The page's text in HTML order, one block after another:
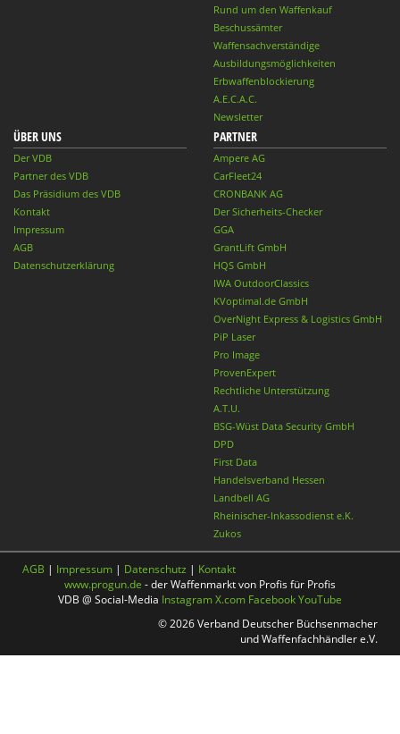
Rund um den Waffenkauf
Beschussämter
Waffensachverständige
Ausbildungsmöglichkeiten
Erbwaffenblockierung
A.E.C.A.C.
Newsletter
ÜBER UNS
Der VDB
Partner des VDB
Das Präsidium des VDB
Kontakt
Impressum
AGB
Datenschutzerklärung
PARTNER
Ampere AG
CarFleet24
CRONBANK AG
Der Sicherheits-Checker
GGA
GrantLift GmbH
HQS GmbH
IWA OutdoorClassics
KVoptimal.de GmbH
OverNight Express & Logistics GmbH
PiP Laser
Pro Image
ProvenExpert
Rechtliche Unterstützung
A.T.U.
BSG-Wüst Data Security GmbH
DPD
First Data
Handelsverband Hessen
Landbell AG
Rheinischer-Inkassodienst e.K.
Zukos
AGB | Impressum | Datenschutz | Kontakt
www.progun.de - der Waffenmarkt von Profis für Profis
VDB @ Social-Media InstagramX.com FacebookYouTube
© 2026 Verband Deutscher Büchsenmacher
und Waffenfachhändler e.V.